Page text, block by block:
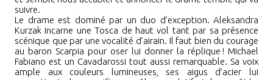
suivre.
Le drame est dominé par un duo d’exception. Aleksandra
Kurzak incarne une Tosca de haut vol tant par sa présence
scénique que par une vocalité d’airain. Il faut bien du courage
au baron Scarpia pour oser lui donner la réplique ! Michael
Fabiano est un Cavadarossi tout aussi remarquable. Sa voix
ample aux couleurs lumineuses, ses aigus d’acier lui